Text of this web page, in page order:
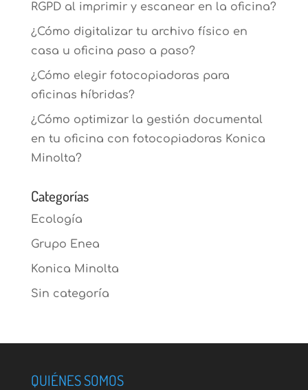
RGPD al imprimir y escanear en la oficina?
¿Cómo digitalizar tu archivo físico en
casa u oficina paso a paso?
¿Cómo elegir fotocopiadoras para
oficinas híbridas?
¿Cómo optimizar la gestión documental
en tu oficina con fotocopiadoras Konica
Minolta?
Categorías
Ecología
Grupo Enea
Konica Minolta
Sin categoría
QUIÉNES SOMOS